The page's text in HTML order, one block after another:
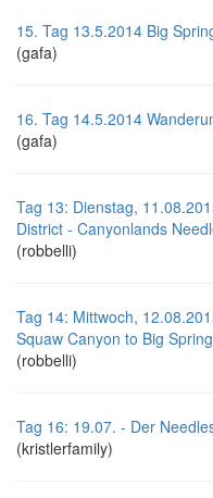
15. Tag 13.5.2014 Big
(gafa)
16. Tag 14.5.2014
(gafa)
Tag 13: Dienstag,
District - Canyonlands
(robbelli)
Tag 14: Mittwoch,
Squaw Canyon to Big
(robbelli)
Tag 16: 19.07. - Der
(kristlerfamily)